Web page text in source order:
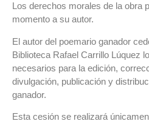
Los derechos morales de la obra
momento a su autor.
El autor del poemario ganador
Biblioteca Rafael Carrillo Lúquez
necesarios para la edición,
divulgación, publicación y
ganador.
Esta cesión se realizará